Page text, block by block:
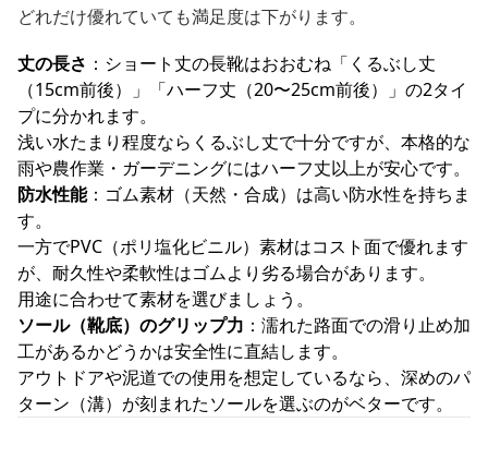
どれだけ優れていても満足度は下がります。
丈の長さ ：ショート丈の長靴はおおむね「くるぶし丈
（15cm前後）」「ハーフ丈（20〜25cm前後）」の2タイ
プに分かれます。
浅い水たまり程度ならくるぶし丈で十分ですが、本格的な
雨や農作業・ガーデニングにはハーフ丈以上が安心です。
防水性能：ゴム素材（天然・合成）は高い防水性を持ちま
す。
一方でPVC（ポリ塩化ビニル）素材はコスト面で優れます
が、耐久性や柔軟性はゴムより劣る場合があります。
用途に合わせて素材を選びましょう。
ソール（靴底）のグリップ力 ：濡れた路面での滑り止め加
工があるかどうかは安全性に直結します。
アウトドアや泥道での使用を想定しているなら、深めのパ
ターン（溝）が刻まれたソールを選ぶのがベターです。